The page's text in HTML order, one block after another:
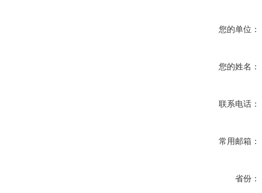
您的单位：
您的姓名：
联系电话：
常用邮箱：
省份：